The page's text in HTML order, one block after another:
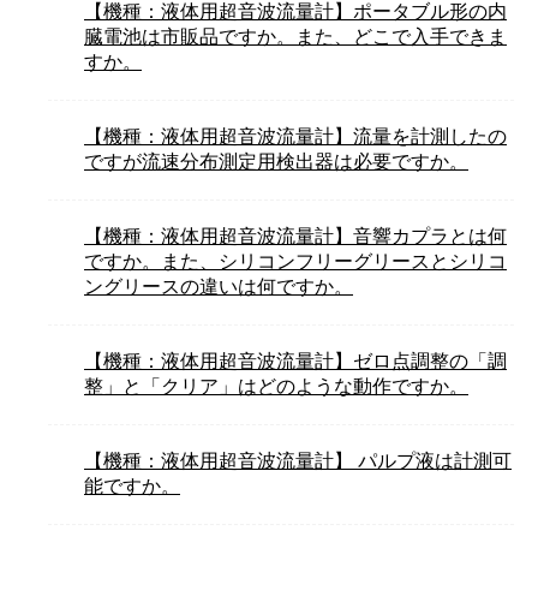
【機種：液体用超音波流量計】ポータブル形の内
臓電池は市販品ですか。また、どこで入手できま
すか。
【機種：液体用超音波流量計】流量を計測したの
ですが流速分布測定用検出器は必要ですか。
【機種：液体用超音波流量計】音響カプラとは何
ですか。また、シリコンフリーグリースとシリコ
ングリースの違いは何ですか。
【機種：液体用超音波流量計】ゼロ点調整の「調
整」と「クリア」はどのような動作ですか。
【機種：液体用超音波流量計】 パルプ液は計測可
能ですか。